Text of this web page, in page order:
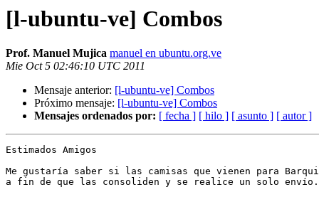
[l-ubuntu-ve] Combos
Prof. Manuel Mujica manuel en ubuntu.org.ve
Mie Oct 5 02:46:10 UTC 2011
Mensaje anterior: [l-ubuntu-ve] Combos
Próximo mensaje: [l-ubuntu-ve] Combos
Mensajes ordenados por: [ fecha ] [ hilo ] [ asunto ] [ autor ]
Estimados Amigos
Me gustaría saber si las camisas que vienen para
a fin de que las consoliden y se realice un solo envío.